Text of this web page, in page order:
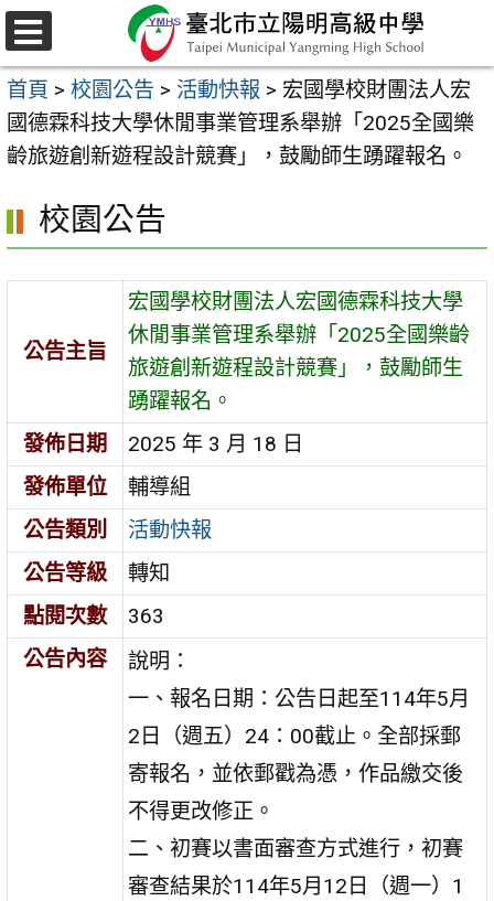
跳
至
主
要
內
區
選
單
首頁 > 校園公告 > 活動快報 > 宏國學校財團法人宏
國德霖科技大學休閒事業管理系舉辦「2025全國樂
齡旅遊創新遊程設計競賽」，鼓勵師生踴躍報名。
校園公告
公告主旨
宏國學校財團法人宏國德霖科技大學
休閒事業管理系舉辦「2025全國樂齡
旅遊創新遊程設計競賽」，鼓勵師生
踴躍報名。
發佈日期
2025 年 3 月 18 日
發佈單位
輔導組
公告類別
活動快報
公告等級
轉知
點閱次數
363
公告內容
說明：
一、報名日期：公告日起至114年5月
2日（週五）24：00截止。全部採郵
寄報名，並依郵戳為憑，作品繳交後
不得更改修正。
二、初賽以書面審查方式進行，初賽
審查結果於114年5月12日（週一）1